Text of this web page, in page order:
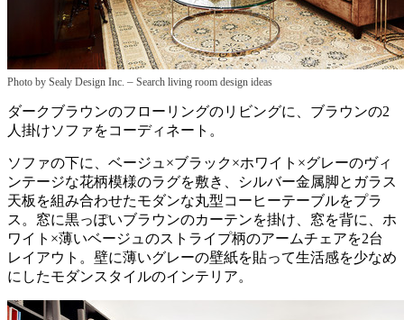
Photo by Sealy Design Inc. – Search living room design ideas
ダークブラウンのフローリングのリビングに、ブラウンの2
人掛けソファをコーディネート。
ソファの下に、ベージュ×ブラック×ホワイト×グレーのヴィ
ンテージな花柄模様のラグを敷き、シルバー金属脚とガラス
天板を組み合わせたモダンな丸型コーヒーテーブルをプラ
ス。窓に黒っぽいブラウンのカーテンを掛け、窓を背に、ホ
ワイト×薄いベージュのストライプ柄のアームチェアを2台
レイアウト。壁に薄いグレーの壁紙を貼って生活感を少なめ
にしたモダンスタイルのインテリア。